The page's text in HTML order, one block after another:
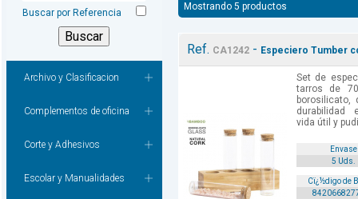
Buscar por Referencia
Archivo y Clasificacion
Complementos de oficina
Corte y Adhesivos
Escolar y Manualidades
Mostrando 5 productos
Ref. CA1242- Especiero Tumber
Set de
tarros de
durabilidad
vida útil y
Envase
5 Uds.
Cï¿½digo de